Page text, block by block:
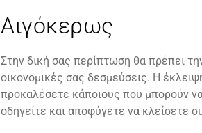
Αιγόκερως
Στην δική σας περίπτωση θα πρέπει
οικονομικές σας δεσμεύσεις. Η
προκαλέσετε κάποιους που μπορούν
οδηγείτε και αποφύγετε να κλείσετε